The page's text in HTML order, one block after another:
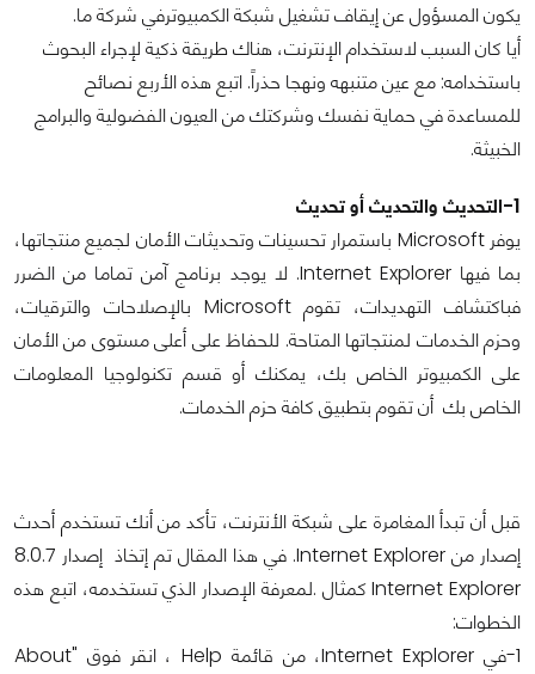
يكون المسؤول عن إيقاف تشغيل شبكة الكمبيوترفي شركة ما.
أيا كان السبب لاستخدام الإنترنت، هناك طريقة ذكية لإجراء البحوث
باستخدامه: مع عين متنبهه ونهجا حذراً. اتبع هذه الأربع نصائح
للمساعدة في حماية نفسك وشركتك من العيون الفضولية والبرامج
الخبيثة.
1-التحديث والتحديث أو تحديث
يوفر Microsoft باستمرار تحسينات وتحديثات الأمان لجميع منتجاتها،
بما فيها Internet Explorer. لا يوجد برنامج آمن تماما من الضرر
فباكتشاف التهديدات، تقوم Microsoft بالإصلاحات والترقيات،
وحزم الخدمات لمنتجاتها المتاحة. للحفاظ على أعلى مستوى من الأمان
على الكمبيوتر الخاص بك، يمكنك أو قسم تكنولوجيا المعلومات
الخاص بك أن تقوم بتطبيق كافة حزم الخدمات.
قبل أن تبدأ المغامرة على شبكة الأنترنت، تأكد من أنك تستخدم أحدث
إصدار من Internet Explorer. في هذا المقال تم إتخاذ إصدار 8.0.7
Internet Explorer كمثال .لمعرفة الإصدار الذي تستخدمه، اتبع هذه
الخطوات:
1-في Internet Explorer، من قائمة Help ، انقر فوق "About